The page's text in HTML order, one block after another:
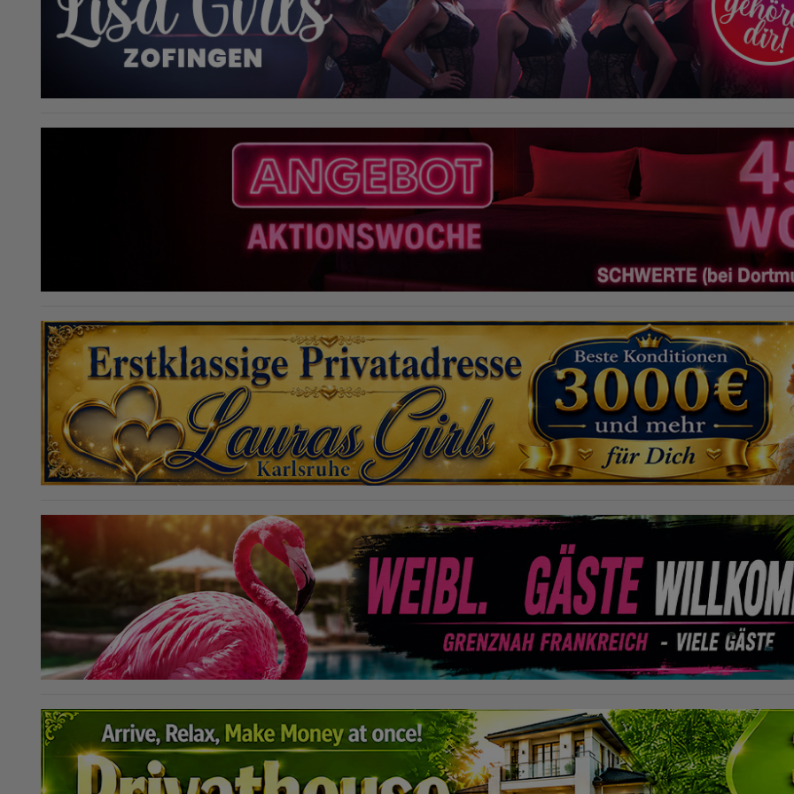
und gespeichert. Dabei können aus den verarbeiteten Daten pseudonyme
Nutzungsprofile der Nutzer erstellt werden. Diese Informationen wird
Google gegebenenfalls auch an Dritte übertragen, sofern dies gesetzlich
vorgeschrieben wird oder, soweit Dritte diese Daten im Auftrag von
Google verarbeiten. Die IP-Adresse der Nutzer wird von Google innerhalb
von Mitgliedstaaten der Europäischen Union oder in anderen
Vertragsstaaten des Abkommens über den Europäischen
einen Server von Google in den USA übertragen und dort gekürzt. Die von
dem Browser des Nutzers übermittelte IP-Adresse wird nicht mit anderen
Daten von Google zusammengeführt.
Erhobene Informationen zum Besucherverhalten sind folgende:
Herkunft (Land und Stadt)
Sprache
Betriebssystem
Gerät (PC, Tablet-PC oder Smartphone)
Browser und alle verwendeten Add-ons
Besucherquelle (Facebook, Suchmaschine oder verweisende
Welche Dateien wurden heruntergeladen?
Welche Videos angeschaut?
Wurden Werbebanner angeklickt?
Wohin ging der Besucher? Klickte er auf weitere Seiten des Portals
oder hat er sie komplett verlassen?
Wie lange blieb der Besucher?
Ort der Verarbeitung:
Europäische Union & USA